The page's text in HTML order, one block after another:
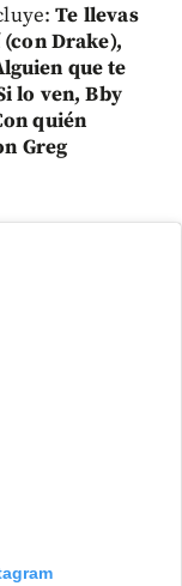
Te llevas
Drake),
que te
lo ven, Bby
quién
Greg